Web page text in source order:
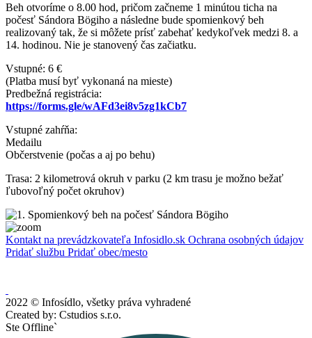
Beh otvoríme o 8.00 hod, pričom začneme 1 minútou ticha na
počesť Sándora Bögiho a následne bude spomienkový beh
realizovaný tak, že si môžete prísť zabehať kedykoľvek medzi 8. a
14. hodinou. Nie je stanovený čas začiatku.
Vstupné: 6 €
(Platba musí byť vykonaná na mieste)
Predbežná registrácia:
https://forms.gle/wAFd3ei8v5zg1kCb7
Vstupné zahŕňa:
Medailu
Občerstvenie (počas a aj po behu)
Trasa: 2 kilometrová okruh v parku (2 km trasu je možno bežať
ľubovoľný počet okruhov)
Kontakt na prevádzkovateľa Infosidlo.sk Ochrana osobných údajov
Pridať službu Pridať obec/mesto
2022 © Infosídlo, všetky práva vyhradené
Created by: Cstudios s.r.o.
Ste Offline`